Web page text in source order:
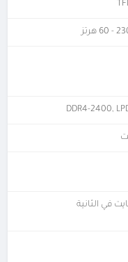
DDR4-2400,